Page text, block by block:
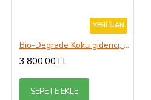
YENI İLAN
Bio-Degrade Koku giderici, Çürüme hızlandırıcı.
3.800,00TL
SEPETE EKLE